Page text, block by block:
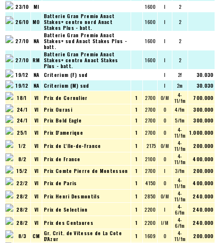
23/10
MI 1600 I
2
26/10 MO
Batterie Gran Premio Anact
Stakes+ centro nord Anact
Stakes Plus - batt.
1600 I 2
27/10 NA
Batterie Gran Premio Anact
Stakes+ sudAnact Stakes Plus -
batt.
1600 I 2
27/10 RM
Batterie Gran Premio Anact
Stakes+ centroAnact Stakes
Plus - batt.
1600 I
2
19/12
NA Criterium (F) sud I 2f
30.030
19/12
NA Criterium (M) sud I 2m
30.030
18/1
VI Prix de Cornulier 1 2700 O/M 4-
11/fm
700.000
24/1
VI Prix Ourasi 1 2700 O 4/fm
300.000
24/1
VI Prix Bold Eagle 1 2700 O 5/fm
300.000
25/1
VI Prix D'amerique 1 2700 O 4-
11/fm 1.000.000
1/2
VI Prix de L'Ile-de-France 1 2175 O/M 4-
11/fm
200.000
8/2
VI Prix de France 1 2100 O 4-
11/fm
400.000
15/2
VI Prix Comte Pierre de Montesson 1 2700 I 3/fm
200.000
22/2
VI Prix de Paris 1 4150 O 4-
11/fm
400.000
28/2
VI Prix Henri Desmontils 1 2850 O/M 4-
11/fm
240.000
28/2
VI Prix de Selection 1 2200 I 4-
6/fm
240.000
28/2
VI Prix des Centaures 1 2200 I/M 4-
6/fm
240.000
8/3
CM Gr. Crit. de Vitesse de La Cote
D'Azur 1 1609 O 4-
11/fm
200.000